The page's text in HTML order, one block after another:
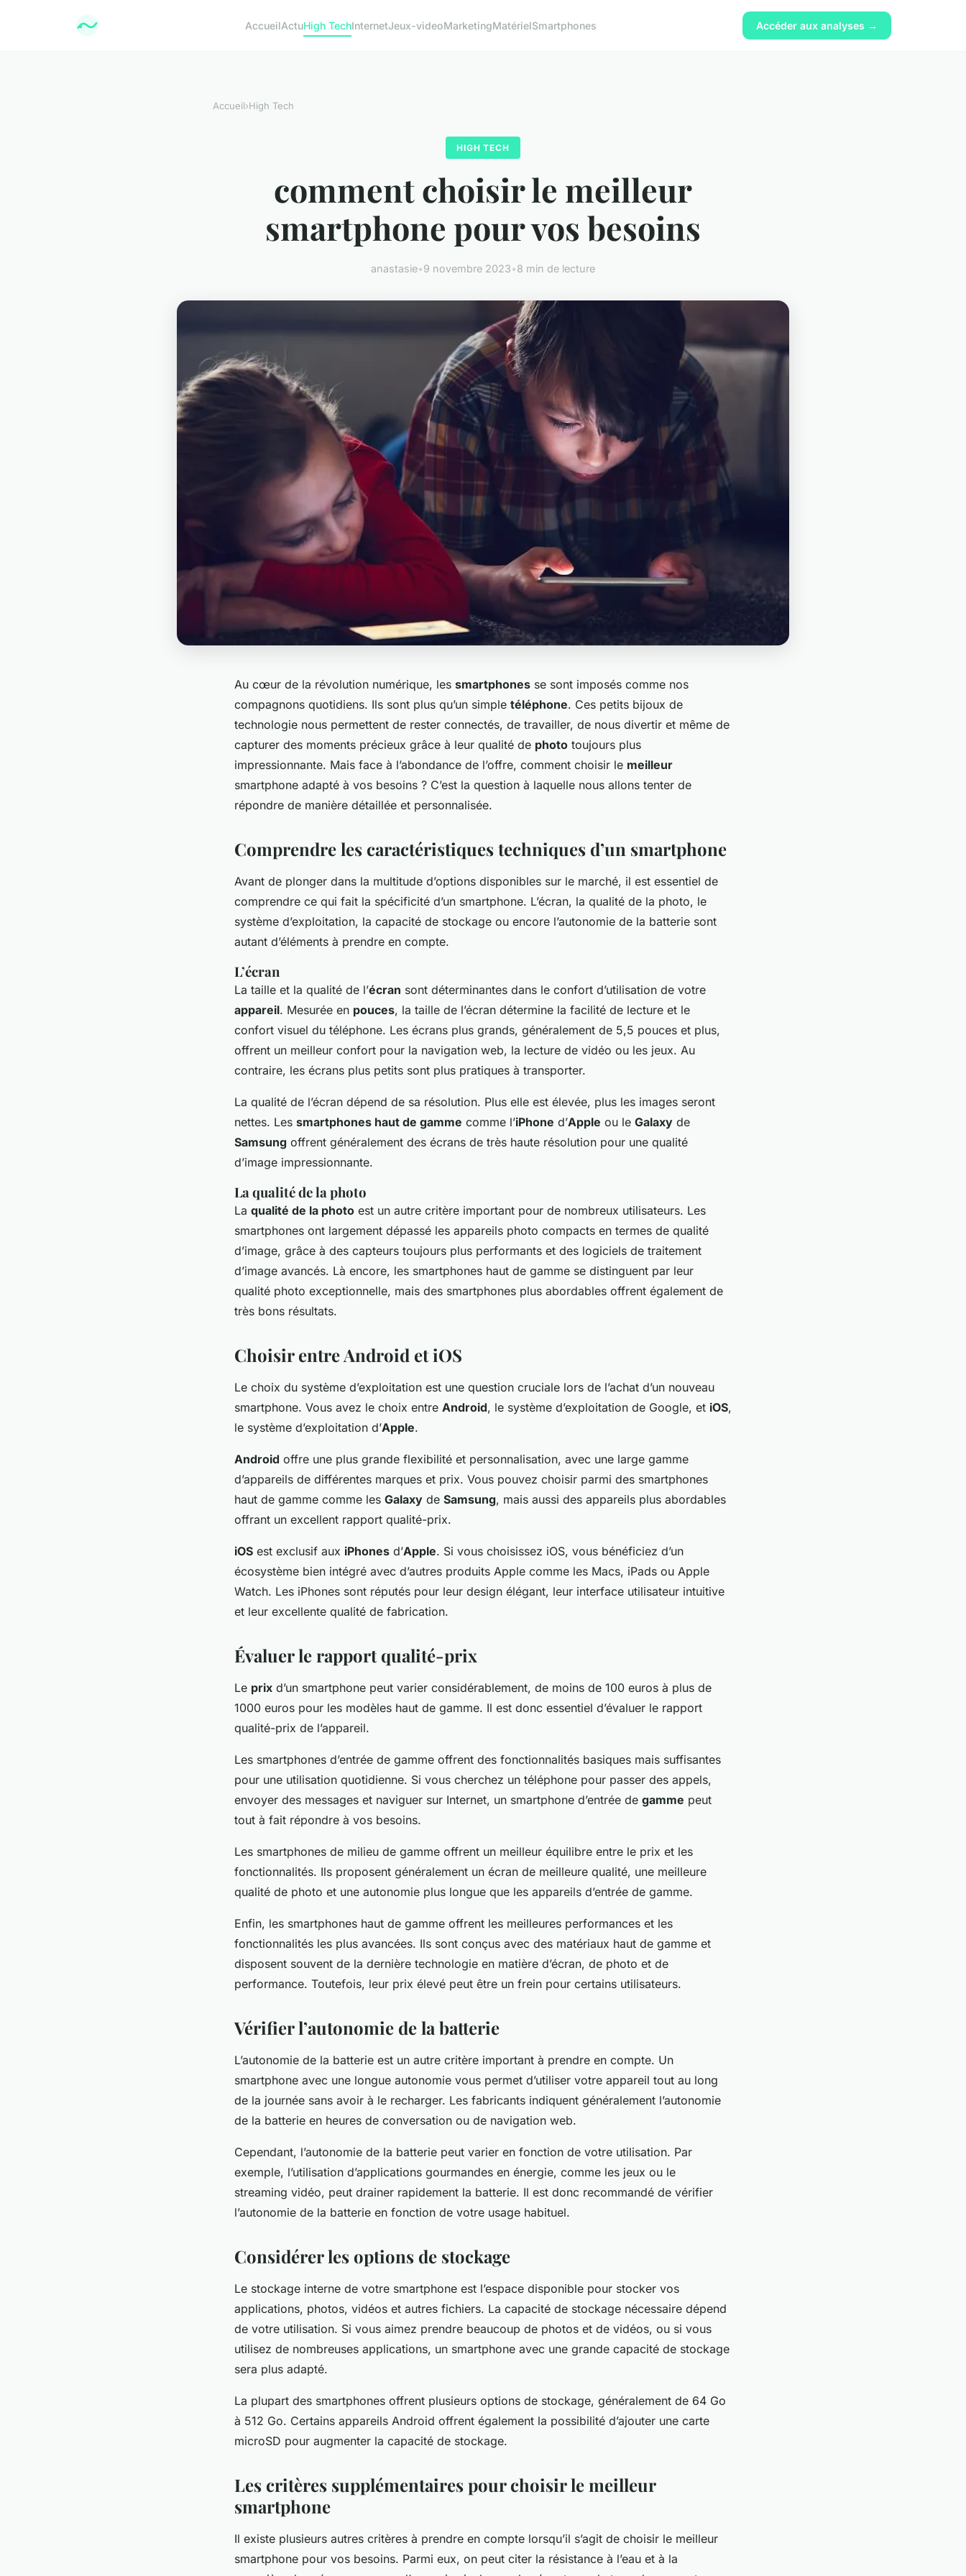
AccueilActuHigh TechInternetJeux-videoMarketingMatérielSmartphones Accéder aux analyses →
Accueil›High Tech
HIGH TECH
comment choisir le meilleur
smartphone pour vos besoins
anastasie•9 novembre 2023•8 min de lecture
Au cœur de la révolution numérique, les smartphones se sont imposés comme nos
compagnons quotidiens. Ils sont plus qu’un simple téléphone. Ces petits bijoux de
technologie nous permettent de rester connectés, de travailler, de nous divertir et même de
capturer des moments précieux grâce à leur qualité de photo toujours plus
impressionnante. Mais face à l’abondance de l’offre, comment choisir le meilleur
smartphone adapté à vos besoins ? C’est la question à laquelle nous allons tenter de
répondre de manière détaillée et personnalisée.
Comprendre les caractéristiques techniques d’un smartphone
Avant de plonger dans la multitude d’options disponibles sur le marché, il est essentiel de
comprendre ce qui fait la spécificité d’un smartphone. L’écran, la qualité de la photo, le
système d’exploitation, la capacité de stockage ou encore l’autonomie de la batterie sont
autant d’éléments à prendre en compte.
L’écran
La taille et la qualité de l’écran sont déterminantes dans le confort d’utilisation de votre
appareil. Mesurée en pouces, la taille de l’écran détermine la facilité de lecture et le
confort visuel du téléphone. Les écrans plus grands, généralement de 5,5 pouces et plus,
offrent un meilleur confort pour la navigation web, la lecture de vidéo ou les jeux. Au
contraire, les écrans plus petits sont plus pratiques à transporter.
La qualité de l’écran dépend de sa résolution. Plus elle est élevée, plus les images seront
nettes. Les smartphones haut de gamme comme l’iPhone d’Apple ou le Galaxy de
Samsung offrent généralement des écrans de très haute résolution pour une qualité
d’image impressionnante.
La qualité de la photo
La qualité de la photo est un autre critère important pour de nombreux utilisateurs. Les
smartphones ont largement dépassé les appareils photo compacts en termes de qualité
d’image, grâce à des capteurs toujours plus performants et des logiciels de traitement
d’image avancés. Là encore, les smartphones haut de gamme se distinguent par leur
qualité photo exceptionnelle, mais des smartphones plus abordables offrent également de
très bons résultats.
Choisir entre Android et iOS
Le choix du système d’exploitation est une question cruciale lors de l’achat d’un nouveau
smartphone. Vous avez le choix entre Android, le système d’exploitation de Google, et iOS,
le système d’exploitation d’Apple.
Android offre une plus grande flexibilité et personnalisation, avec une large gamme
d’appareils de différentes marques et prix. Vous pouvez choisir parmi des smartphones
haut de gamme comme les Galaxy de Samsung, mais aussi des appareils plus abordables
offrant un excellent rapport qualité-prix.
iOS est exclusif aux iPhones d’Apple. Si vous choisissez iOS, vous bénéficiez d’un
écosystème bien intégré avec d’autres produits Apple comme les Macs, iPads ou Apple
Watch. Les iPhones sont réputés pour leur design élégant, leur interface utilisateur intuitive
et leur excellente qualité de fabrication.
Évaluer le rapport qualité-prix
Le prix d’un smartphone peut varier considérablement, de moins de 100 euros à plus de
1000 euros pour les modèles haut de gamme. Il est donc essentiel d’évaluer le rapport
qualité-prix de l’appareil.
Les smartphones d’entrée de gamme offrent des fonctionnalités basiques mais suffisantes
pour une utilisation quotidienne. Si vous cherchez un téléphone pour passer des appels,
envoyer des messages et naviguer sur Internet, un smartphone d’entrée de gamme peut
tout à fait répondre à vos besoins.
Les smartphones de milieu de gamme offrent un meilleur équilibre entre le prix et les
fonctionnalités. Ils proposent généralement un écran de meilleure qualité, une meilleure
qualité de photo et une autonomie plus longue que les appareils d’entrée de gamme.
Enfin, les smartphones haut de gamme offrent les meilleures performances et les
fonctionnalités les plus avancées. Ils sont conçus avec des matériaux haut de gamme et
disposent souvent de la dernière technologie en matière d’écran, de photo et de
performance. Toutefois, leur prix élevé peut être un frein pour certains utilisateurs.
Vérifier l’autonomie de la batterie
L’autonomie de la batterie est un autre critère important à prendre en compte. Un
smartphone avec une longue autonomie vous permet d’utiliser votre appareil tout au long
de la journée sans avoir à le recharger. Les fabricants indiquent généralement l’autonomie
de la batterie en heures de conversation ou de navigation web.
Cependant, l’autonomie de la batterie peut varier en fonction de votre utilisation. Par
exemple, l’utilisation d’applications gourmandes en énergie, comme les jeux ou le
streaming vidéo, peut drainer rapidement la batterie. Il est donc recommandé de vérifier
l’autonomie de la batterie en fonction de votre usage habituel.
Considérer les options de stockage
Le stockage interne de votre smartphone est l’espace disponible pour stocker vos
applications, photos, vidéos et autres fichiers. La capacité de stockage nécessaire dépend
de votre utilisation. Si vous aimez prendre beaucoup de photos et de vidéos, ou si vous
utilisez de nombreuses applications, un smartphone avec une grande capacité de stockage
sera plus adapté.
La plupart des smartphones offrent plusieurs options de stockage, généralement de 64 Go
à 512 Go. Certains appareils Android offrent également la possibilité d’ajouter une carte
microSD pour augmenter la capacité de stockage.
Les critères supplémentaires pour choisir le meilleur
smartphone
Il existe plusieurs autres critères à prendre en compte lorsqu’il s’agit de choisir le meilleur
smartphone pour vos besoins. Parmi eux, on peut citer la résistance à l’eau et à la